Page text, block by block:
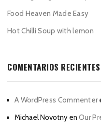
Food Heaven Made Easy
Hot Chilli Soup with lemon
COMENTARIOS RECIENTES
A WordPress Commenter
Michael Novotny en Our